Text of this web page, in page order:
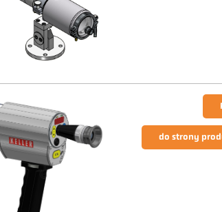
do strony